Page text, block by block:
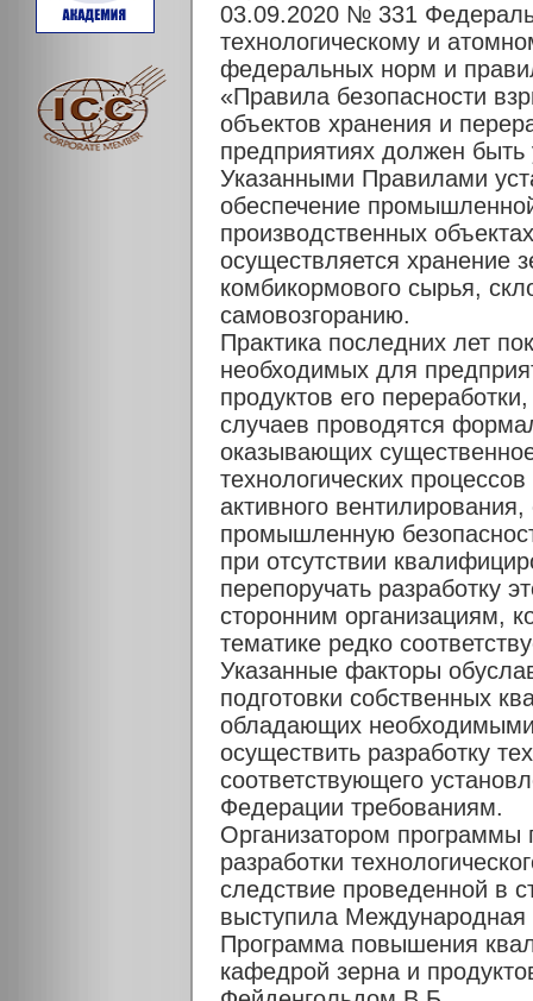
03.09.2020 № 331
технологическому и
федеральных норм и
«Правила безопасности
объектов хранения и
предприятиях должен быть
Указанными Правилами
обеспечение
производственных
осуществляется хранение
комбикормового сырья,
самовозгоранию.
Практика последних лет
необходимых для
продуктов его
случаев проводятся
оказывающих
технологических
активного
промышленную
при отсутствии
перепоручать разработку
сторонним организациям,
тематике редко
Указанные факторы
подготовки собственных
обладающих
осуществить разработку
соответствующего
Федерации требованиям.
Организатором программы
разработки
следствие проведенной в
выступила
Программа повышения
кафедрой зерна и